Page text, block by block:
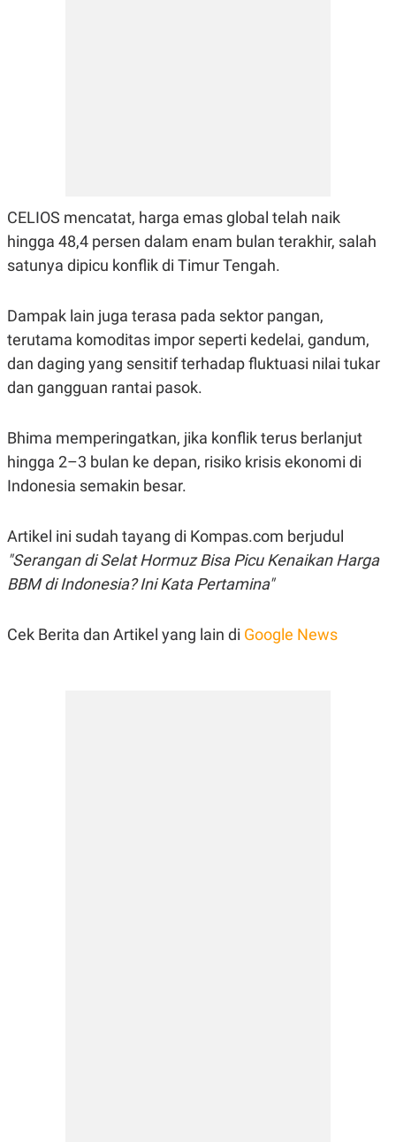
CELIOS mencatat, harga emas global telah naik
hingga 48,4 persen dalam enam bulan terakhir, salah
satunya dipicu konflik di Timur Tengah.
Dampak lain juga terasa pada sektor pangan,
terutama komoditas impor seperti kedelai, gandum,
dan daging yang sensitif terhadap fluktuasi nilai tukar
dan gangguan rantai pasok.
Bhima memperingatkan, jika konflik terus berlanjut
hingga 2–3 bulan ke depan, risiko krisis ekonomi di
Indonesia semakin besar.
Artikel ini sudah tayang di Kompas.com berjudul
"Serangan di Selat Hormuz Bisa Picu Kenaikan Harga
BBM di Indonesia? Ini Kata Pertamina"
Cek Berita dan Artikel yang lain di Google News